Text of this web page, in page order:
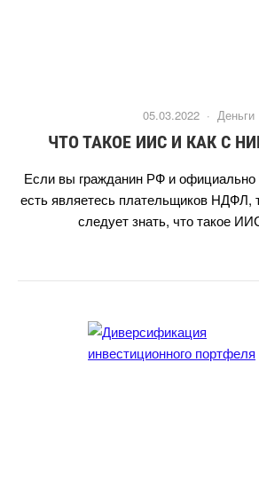
05.03.2022 · Деньги
ЧТО ТАКОЕ ИИС И КАК С
Если вы гражданин РФ и официально
есть являетесь плательщиков НДФЛ,
следует знать, что такое